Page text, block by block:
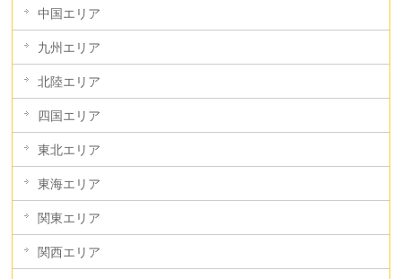
中国エリア
九州エリア
北陸エリア
四国エリア
東北エリア
東海エリア
関東エリア
関西エリア